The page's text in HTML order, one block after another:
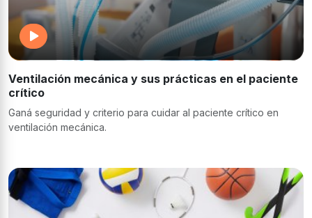
Ventilación mecánica y sus prácticas en el paciente
crítico
Ganá seguridad y criterio para cuidar al paciente crítico en
ventilación mecánica.